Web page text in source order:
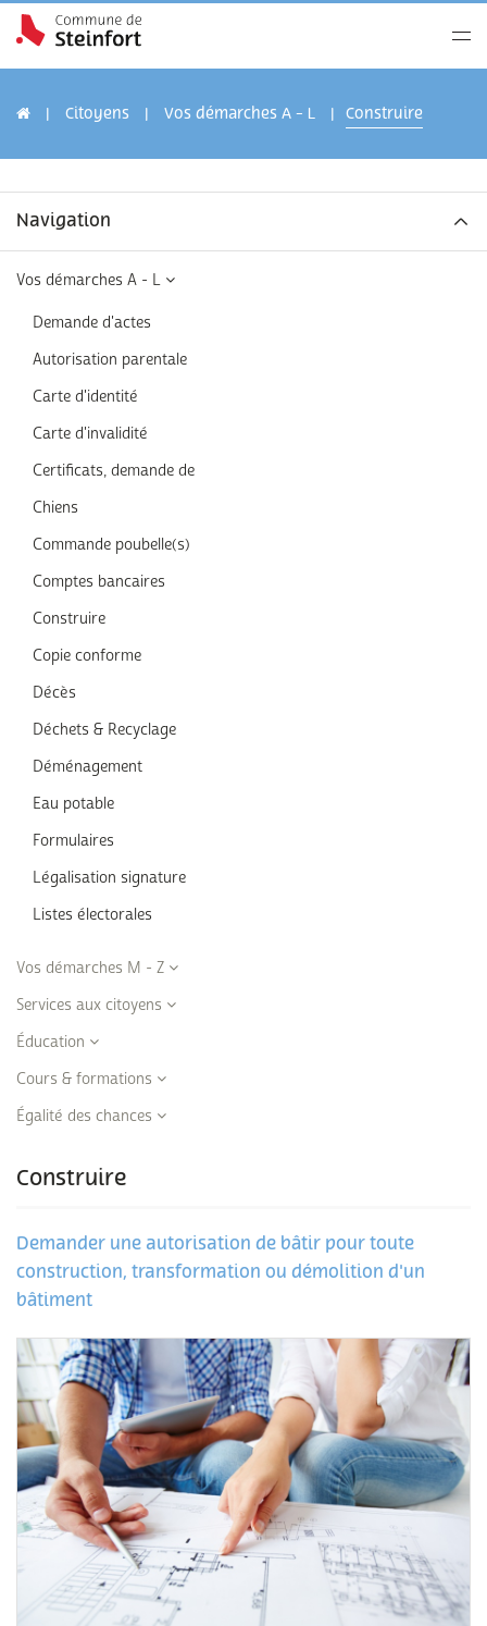
Citoyens Vos démarches A - L Construire
Navigation
Vos démarches A - L
Demande d'actes
Autorisation parentale
Carte d'identité
Carte d'invalidité
Certificats, demande de
Chiens
Commande poubelle(s)
Comptes bancaires
Construire
Copie conforme
Décès
Déchets & Recyclage
Déménagement
Eau potable
Formulaires
Légalisation signature
Listes électorales
Vos démarches M - Z
Services aux citoyens
Éducation
Cours & formations
Égalité des chances
Construire
Demander une autorisation de bâtir pour toute
construction, transformation ou démolition d'un
bâtiment